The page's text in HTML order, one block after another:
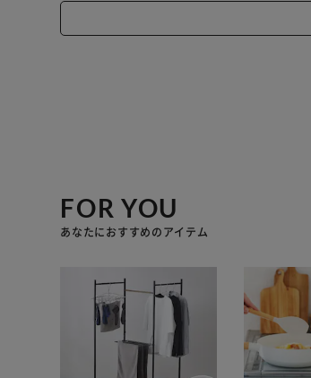
FOR YOU
あなたにおすすめのアイテム